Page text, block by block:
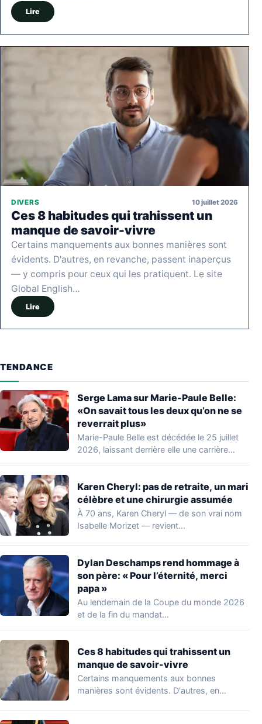
Lire
DIVERS 10 juillet 2026
Ces 8 habitudes qui trahissent un
manque de savoir-vivre
Certains manquements aux bonnes manières sont
évidents. D'autres, en revanche, passent inaperçus
— y compris pour ceux qui les pratiquent. Le site
Global English…
Lire
TENDANCE
Serge Lama sur Marie-Paule Belle:
«On savait tous les deux qu’on ne se
reverrait plus»
Marie-Paule Belle est décédée le 25 juillet
2026, laissant derrière elle une carrière
Karen Cheryl: pas de retraite, un mari
célèbre et une chirurgie assumée
À 70 ans, Karen Cheryl — de son vrai nom
Isabelle Morizet — revient…
Dylan Deschamps rend hommage à
son père: « Pour l’éternité, merci
papa »
Au lendemain de la Coupe du monde 2026
et de la fin du mandat…
Ces 8 habitudes qui trahissent un
manque de savoir-vivre
Certains manquements aux bonnes
manières sont évidents. D'autres, en